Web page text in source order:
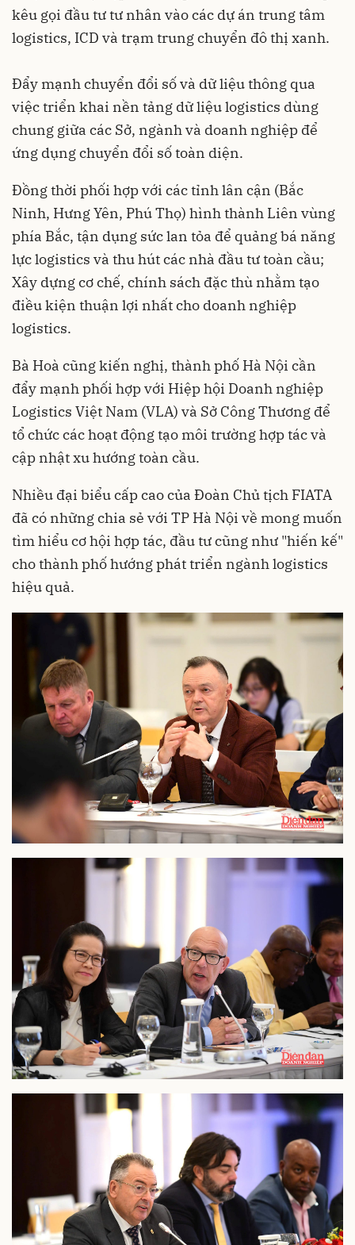
kêu gọi đầu tư tư nhân vào các dự án trung tâm
logistics, ICD và trạm trung chuyển đô thị xanh.
Đẩy mạnh chuyển đổi số và dữ liệu thông qua
việc triển khai nền tảng dữ liệu logistics dùng
chung giữa các Sở, ngành và doanh nghiệp để
ứng dụng chuyển đổi số toàn diện.
Đồng thời phối hợp với các tỉnh lân cận (Bắc
Ninh, Hưng Yên, Phú Thọ) hình thành Liên vùng
phía Bắc, tận dụng sức lan tỏa để quảng bá năng
lực logistics và thu hút các nhà đầu tư toàn cầu;
Xây dựng cơ chế, chính sách đặc thù nhằm tạo
điều kiện thuận lợi nhất cho doanh nghiệp
logistics.
Bà Hoà cũng kiến nghị, thành phố Hà Nội cần
đẩy mạnh phối hợp với Hiệp hội Doanh nghiệp
Logistics Việt Nam (VLA) và Sở Công Thương để
tổ chức các hoạt động tạo môi trường hợp tác và
cập nhật xu hướng toàn cầu.
Nhiều đại biểu cấp cao của Đoàn Chủ tịch FIATA
đã có những chia sẻ với TP Hà Nội về mong muốn
tìm hiểu cơ hội hợp tác, đầu tư cũng như "hiến kế"
cho thành phố hướng phát triển ngành logistics
hiệu quả.